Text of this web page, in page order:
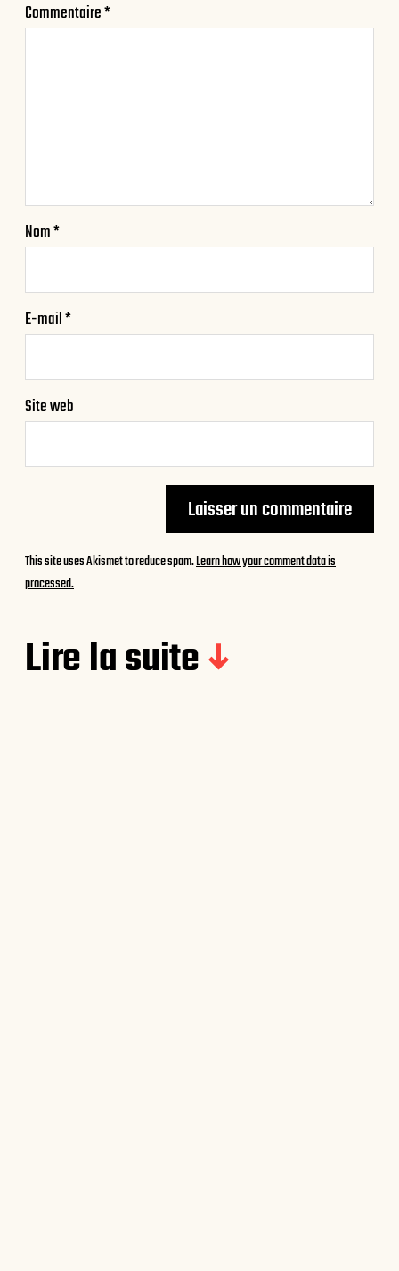
Commentaire*
Nom*
E-mail*
Site web
This site uses Akismet to reduce spam.Learn how your comment data is
processed.
Lire la suite